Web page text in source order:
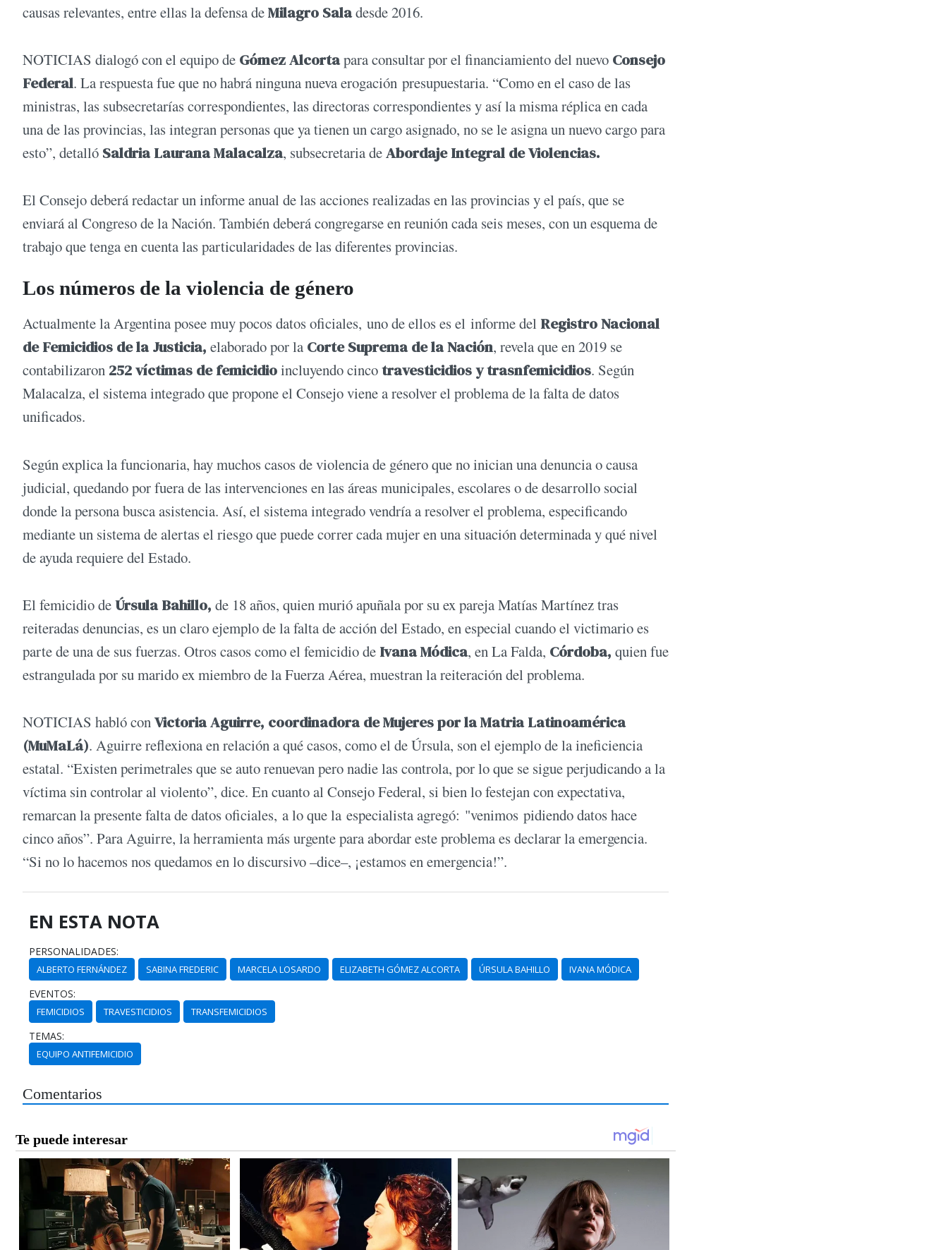
causas relevantes, entre ellas la defensa deMilagro Saladesde 2016.
NOTICIAS dialogó con el equipo de Gómez Alcortapara consultar por el financiamiento del nuevo Consejo
Federal. La respuesta fue que no habrá ninguna nueva erogación presupuestaria. “Como en el caso de las
ministras, las subsecretarías correspondientes, las directoras correspondientes y así la misma réplica en cada
una de las provincias, las integran personas que ya tienen un cargo asignado, no se le asigna un nuevo cargo para
esto”, detalló Saldria Laurana Malacalza, subsecretaria deAbordaje Integral de Violencias.
El Consejo deberá redactar un informe anual de las acciones realizadas en las provincias y el país, que se
enviará al Congreso de la Nación. También deberá congregarse en reunión cada seis meses, con un esquema de
trabajo que tenga en cuenta las particularidades de las diferentes provincias.
Los números de la violencia de género
Actualmente la Argentina posee muy pocos datos oficiales, uno de ellos es el informe del Registro Nacional
de Femicidios de la Justicia, elaborado por la Corte Suprema de la Nación, revela que en 2019 se
contabilizaron 252 víctimas de femicidioincluyendo cincotravesticidios y trasnfemicidios. Según
Malacalza, el sistema integrado que propone el Consejo viene a resolver el problema de la falta de datos
unificados.
Según explica la funcionaria, hay muchos casos de violencia de género que no inician una denuncia o causa
judicial, quedando por fuera de las intervenciones en las áreas municipales, escolares o de desarrollo social
donde la persona busca asistencia. Así, el sistema integrado vendría a resolver el problema, especificando
mediante un sistema de alertas el riesgo que puede correr cada mujer en una situación determinada y qué nivel
de ayuda requiere del Estado.
El femicidio deÚrsula Bahillo, de 18 años, quien murió apuñala por su ex pareja Matías Martínez tras
reiteradas denuncias, es un claro ejemplo de la falta de acción del Estado, en especial cuando el victimario es
parte de una de sus fuerzas. Otros casos como el femicidio de Ivana Módica, en La Falda, Córdoba, quien fue
estrangulada por su marido ex miembro de la Fuerza Aérea, muestran la reiteración del problema.
NOTICIAS habló conVictoria Aguirre, coordinadora de Mujeres por la Matria Latinoamérica
(MuMaLá). Aguirre reflexiona en relación a qué casos, como el de Úrsula, son el ejemplo de la ineficiencia
estatal. “Existen perimetrales que se auto renuevan pero nadie las controla, por lo que se sigue perjudicando a la
víctima sin controlar al violento”, dice. En cuanto al Consejo Federal, si bien lo festejan con expectativa,
remarcan la presente falta de datos oficiales, a lo que la especialista agregó: "venimos pidiendo datos hace
cinco años”. Para Aguirre, la herramienta más urgente para abordar este problema es declarar la emergencia.
“Si no lo hacemos nos quedamos en lo discursivo –dice–, ¡estamos en emergencia!”.
EN ESTA NOTA
PERSONALIDADES:
ALBERTO FERNÁNDEZ SABINA FREDERIC MARCELA LOSARDO ELIZABETH GÓMEZ ALCORTA ÚRSULA BAHILLO IVANA MÓDICA
EVENTOS:
FEMICIDIOS TRAVESTICIDIOS TRANSFEMICIDIOS
TEMAS:
EQUIPO ANTIFEMICIDIO
Comentarios